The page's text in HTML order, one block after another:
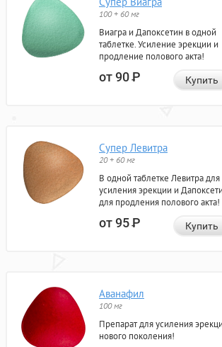
100 + 60 мг
Виагра и Дапоксетин в одной
таблетке. Усиление эрекции и
продление полового акта!
от 90Р Купить
Супер Левитра
20 + 60 мг
В одной таблетке Левитра для
усиления эрекции и
для продления полового акта!
от 95Р Купить
Аванафил
100 мг
Препарат для усиления
нового поколения!